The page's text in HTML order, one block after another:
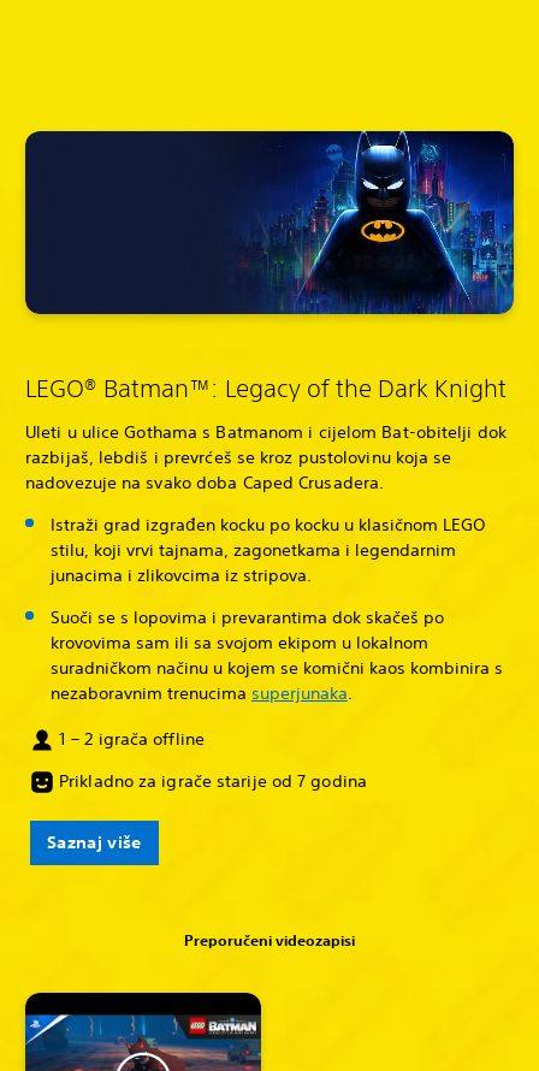
LEGO® Batman™: Legacy of the Dark Knight
Uleti u ulice Gothama s Batmanom i cijelom Bat-obitelji dok
razbijaš, lebdiš i prevrćeš se kroz pustolovinu koja se
nadovezuje na svako doba Caped Crusadera.
Istraži grad izgrađen kocku po kocku u klasičnom LEGO
stilu, koji vrvi tajnama, zagonetkama i legendarnim
junacima i zlikovcima iz stripova.
Suoči se s lopovima i prevarantima dok skačeš po
krovovima sam ili sa svojom ekipom u lokalnom
suradničkom načinu u kojem se komični kaos kombinira s
nezaboravnim trenucima superjunaka.
1 – 2 igrača offline
Prikladno za igrače starije od 7 godina
Saznaj više
Preporučeni videozapisi